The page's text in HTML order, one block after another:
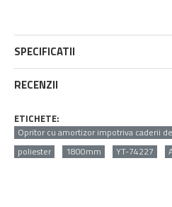
SPECIFICATII
RECENZII
ETICHETE:
Opritor cu amortizor impotriva caderii
poliester
1800mm YT-74227